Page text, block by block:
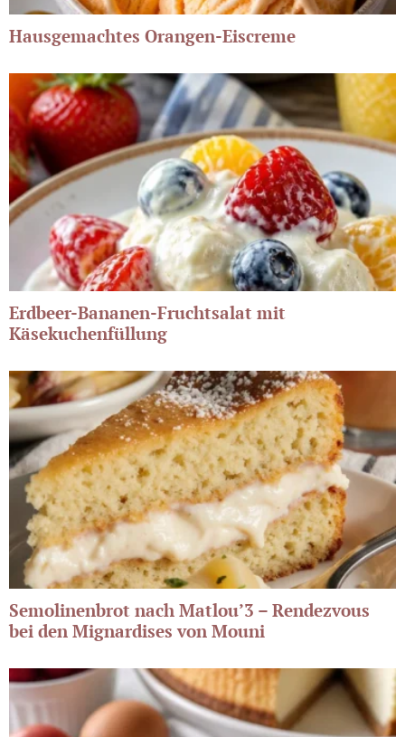
Hausgemachtes Orangen-Eiscreme
Erdbeer-Bananen-Fruchtsalat mit
Käsekuchenfüllung
Semolinenbrot nach Matlou’3 – Rendezvous
bei den Mignardises von Mouni